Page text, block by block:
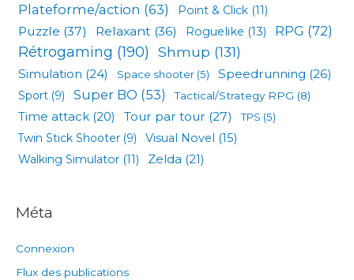
Plateforme/action (63) Point & Click (11)
Puzzle (37) Relaxant (36) Roguelike (13) RPG (72)
Rétrogaming (190) Shmup (131)
Simulation (24) Space shooter (5) Speedrunning (26)
Sport (9) Super BO (53) Tactical/Strategy RPG (8)
Time attack (20) Tour par tour (27) TPS (5)
Twin Stick Shooter (9) Visual Novel
(15)
Walking Simulator (11) Zelda (21)
Méta
Connexion
Flux des publications